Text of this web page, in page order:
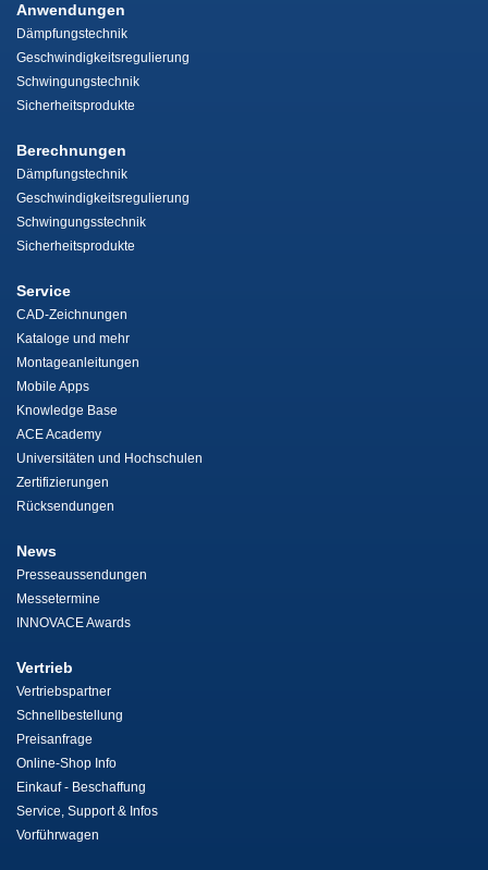
Anwendungen
Dämpfungstechnik
Geschwindigkeitsregulierung
Schwingungstechnik
Sicherheitsprodukte
Berechnungen
Dämpfungstechnik
Geschwindigkeitsregulierung
Schwingungsstechnik
Sicherheitsprodukte
Service
CAD-Zeichnungen
Kataloge und mehr
Montageanleitungen
Mobile Apps
Knowledge Base
ACE Academy
Universitäten und Hochschulen
Zertifizierungen
Rücksendungen
News
Presseaussendungen
Messetermine
INNOVACE Awards
Vertrieb
Vertriebspartner
Schnellbestellung
Preisanfrage
Online-Shop Info
Einkauf - Beschaffung
Service, Support & Infos
Vorführwagen